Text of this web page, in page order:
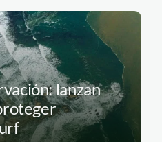
lanzan